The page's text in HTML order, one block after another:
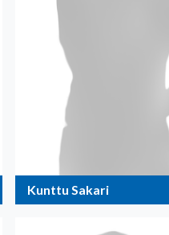
Kunttu Sakari